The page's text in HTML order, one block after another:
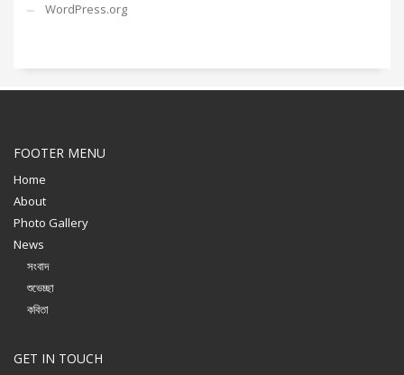
WordPress.org
FOOTER MENU
Home
About
Photo Gallery
News
সংবাদ
শুভেচ্ছা
কবিতা
GET IN TOUCH